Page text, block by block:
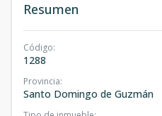
Resumen
Código:
1288
Provincia:
Santo Domingo de Guzmán